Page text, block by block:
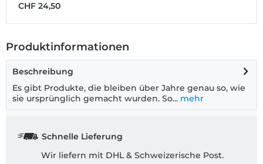
CHF 24,50
Produktinformationen
Beschreibung
Es gibt Produkte, die bleiben über Jahre genau so, wie
sie ursprünglich gemacht wurden. So... mehr
Schnelle Lieferung
Wir liefern mit DHL & Schweizerische Post.